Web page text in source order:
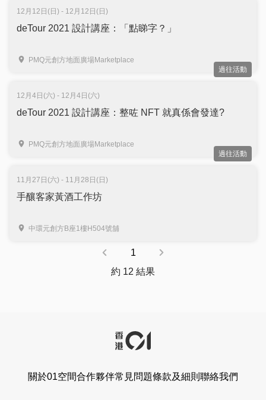
12月12日(日) - 12月12日(日)
deTour 2021 設計講座：「點睇字？」
PMQ元創方地面廣場Marketplace
過往活動
12月4日(六) - 12月4日(六)
deTour 2021 設計講座：整咗 NFT 就真係會發達?
PMQ元創方地面廣場Marketplace
過往活動
11月27日(六) - 11月28日(日)
手釀客家黃酒工作坊
中環元創方B座1樓H504號舖
1
約 12 結果
關於01空間合作夥伴常見問題條款及細則 聯絡我們